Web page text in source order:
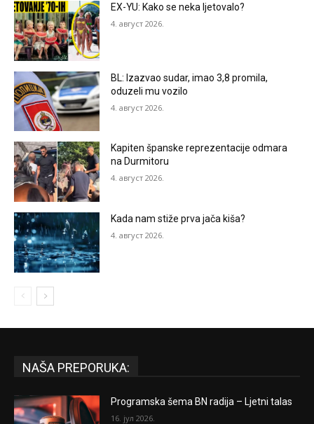
EX-YU: Kako se neka ljetovalo?
4. август 2026.
BL: Izazvao sudar, imao 3,8 promila,
oduzeli mu vozilo
4. август 2026.
Kapiten španske reprezentacije odmara
na Durmitoru
4. август 2026.
Kada nam stiže prva jača kiša?
4. август 2026.
NAŠA PREPORUKA:
Programska šema BN radija – Ljetni talas
16. јул 2026.